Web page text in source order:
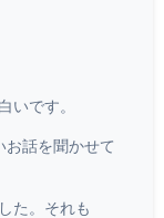
いです。
話を聞かせて
た。それも